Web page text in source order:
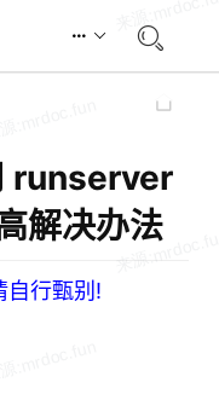
runserver
解决办法
自行甄别!